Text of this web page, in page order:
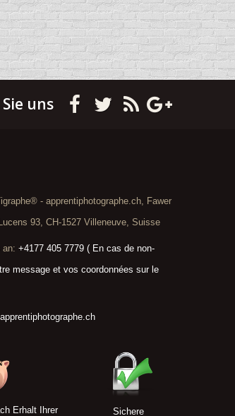
uns
- apprentiphotographe.ch, Fawer
93, CH-1527 Villeneuve, Suisse
an: +4177 405 7779 ( En cas de non-
message et vos coordonnées sur le
Erhalt Ihrer Sichere